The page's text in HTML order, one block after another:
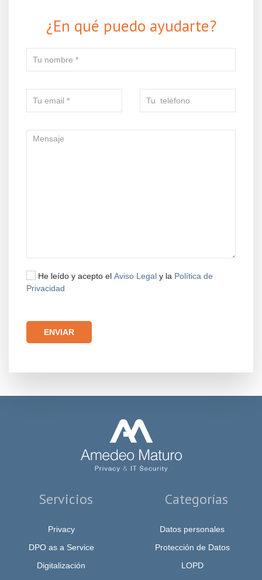
¿En qué puedo ayudarte?
He leído y acepto el Aviso Legal y la Política de
Privacidad
Servicios
Privacy
DPO as a Service
Digitalización
Categorías
Datos personales
Protección de Datos
LOPD